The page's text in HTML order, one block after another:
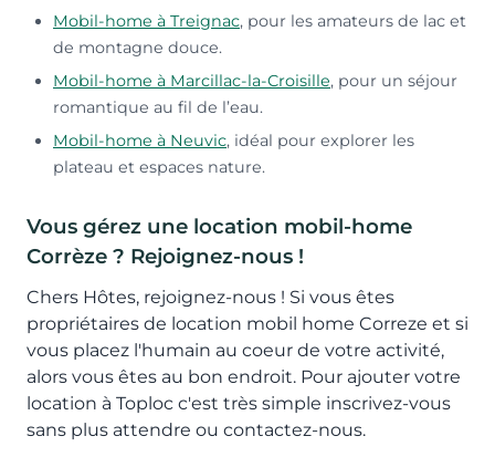
Mobil-home à Treignac, pour les amateurs de lac et
de montagne douce.
Mobil-home à Marcillac-la-Croisille, pour un séjour
romantique au fil de l’eau.
Mobil-home à Neuvic, idéal pour explorer les
plateau et espaces nature.
Vous gérez une location mobil-home
Corrèze ? Rejoignez-nous !
Chers Hôtes, rejoignez-nous ! Si vous êtes
propriétaires de location mobil home Correze et si
vous placez l'humain au coeur de votre activité,
alors vous êtes au bon endroit. Pour ajouter votre
location à Toploc c'est très simple inscrivez-vous
sans plus attendre ou contactez-nous.